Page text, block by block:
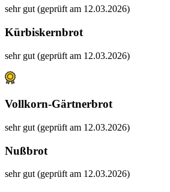
sehr gut (geprüft am 12.03.2026)
Kürbiskernbrot
sehr gut (geprüft am 12.03.2026)
Vollkorn-Gärtnerbrot
sehr gut (geprüft am 12.03.2026)
Nußbrot
sehr gut (geprüft am 12.03.2026)